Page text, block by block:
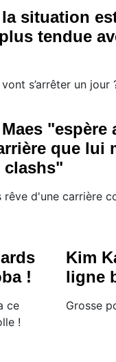
situation
tendue
s’arrêter un jour
"espère
que lui
clashs"
rêve d'une carrière
!
ce
!
Kim
ligne
​Grosse